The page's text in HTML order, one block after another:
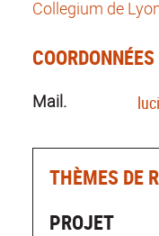
Collegium de
COORDONNÉES
Mail.
THÈMES DE
PROJET